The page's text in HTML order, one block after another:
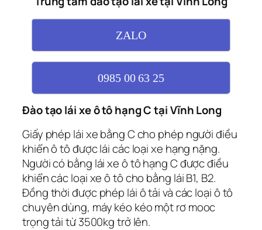
ZALO
0985 00 63 25
Đào tạo lái xe ô tô hạng C tại Vĩnh Long
Giấy phép lái xe bằng C cho phép người điều
khiển ô tô được lái các loại xe hạng nặng.
Người có bằng lái xe ô tô hạng C được điều
khiển các loại xe ô tô cho bằng lái B1, B2.
Đồng thời được phép lái ô tải và các loại ô tô
chuyên dùng, máy kéo kéo một rơ mooc
trọng tải từ 3500kg trở lên.